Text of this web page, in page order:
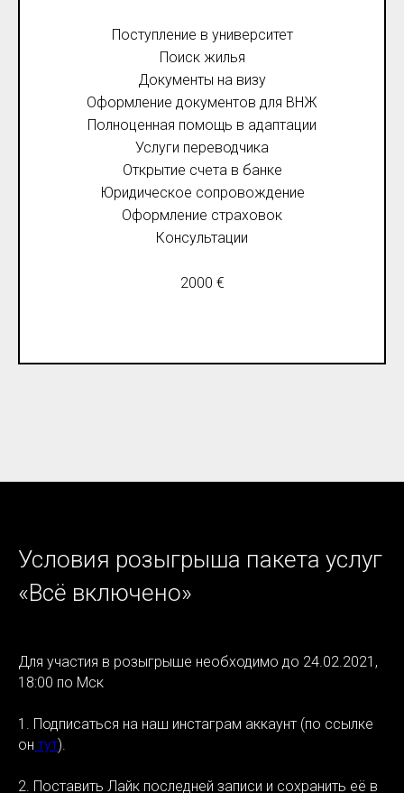
Поступление в университет
Поиск жилья
Документы на визу
Оформление документов для ВНЖ
Полноценная помощь в адаптации
Услуги переводчика
Открытие счета в банке
Юридическое сопровождение
Оформление страховок
Консультации
2000 €
Условия розыгрыша пакета услуг
«Всё включено»
Для участия в розыгрыше необходимо до 24.02.2021,
18:00 по Мск
1. Подписаться на наш инстаграм аккаунт (по ссылке
он тут).
2. Поставить Лайк последней записи и сохранить её в